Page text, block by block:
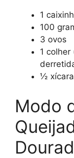
1
100
3 ovos
1
½
Modo